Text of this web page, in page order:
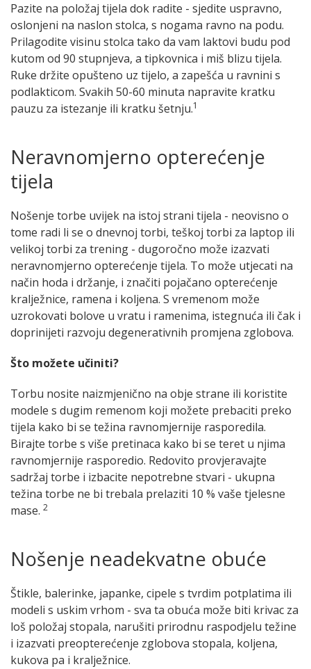
Pazite na položaj tijela dok radite - sjedite uspravno,
oslonjeni na naslon stolca, s nogama ravno na podu.
Prilagodite visinu stolca tako da vam laktovi budu pod
kutom od 90 stupnjeva, a tipkovnica i miš blizu tijela.
Ruke držite opušteno uz tijelo, a zapešća u ravnini s
podlakticom. Svakih 50-60 minuta napravite kratku
pauzu za istezanje ili kratku šetnju.1
Neravnomjerno opterećenje
tijela
Nošenje torbe uvijek na istoj strani tijela - neovisno o
tome radi li se o dnevnoj torbi, teškoj torbi za laptop ili
velikoj torbi za trening - dugoročno može izazvati
neravnomjerno opterećenje tijela. To može utjecati na
način hoda i držanje, i značiti pojačano opterećenje
kralježnice, ramena i koljena. S vremenom može
uzrokovati bolove u vratu i ramenima, istegnuća ili čak i
doprinijeti razvoju degenerativnih promjena zglobova.
Što možete učiniti?
Torbu nosite naizmjenično na obje strane ili koristite
modele s dugim remenom koji možete prebaciti preko
tijela kako bi se težina ravnomjernije rasporedila.
Birajte torbe s više pretinaca kako bi se teret u njima
ravnomjernije rasporedio. Redovito provjeravajte
sadržaj torbe i izbacite nepotrebne stvari - ukupna
težina torbe ne bi trebala prelaziti 10 % vaše tjelesne
mase. 2
Nošenje neadekvatne obuće
Štikle, balerinke, japanke, cipele s tvrdim potplatima ili
modeli s uskim vrhom - sva ta obuća može biti krivac za
loš položaj stopala, narušiti prirodnu raspodjelu težine
i izazvati preopterećenje zglobova stopala, koljena,
kukova pa i kralježnice.